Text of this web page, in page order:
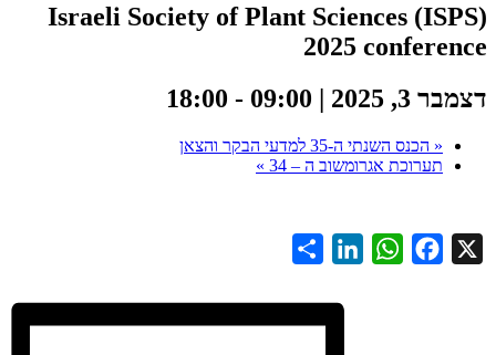
Israeli Society of Plant Sciences
2025
| 09:00
-
18:00
הכנס השנתי ה-35 למדעי הבקר והצאן
תערוכת אגרומשוב ה – 34
»
Facebook
WhatsApp
LinkedIn
Share